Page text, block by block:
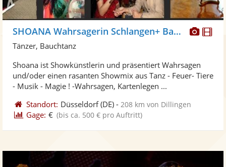
Fotos
SHOANA Wahrsagerin Schlangen+ Bauchtanz
Tänzer, Bauchtanz
Shoana ist Showkünstlerin und präsentiert Wahrsagen
und/oder einen rasanten Showmix aus Tanz - Feuer- Tiere
- Musik - Magie ! -Wahrsagen, Kartenlegen ...
Standort: Düsseldorf(DE) - 208 km von Dillingen
Gage: € (bis ca. 500 € pro Auftritt)